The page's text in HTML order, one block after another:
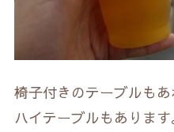
椅子付きのテーブルも
ハイテーブルもあります